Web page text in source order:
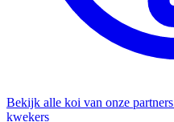
Bekijk alle koi van onze partners
kwekers